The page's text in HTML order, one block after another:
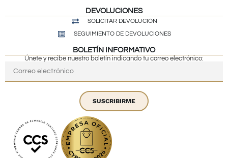
DEVOLUCIONES
SOLICITAR DEVOLUCIÓN
SEGUIMIENTO DE DEVOLUCIONES
BOLETÍN INFORMATIVO
Únete y recibe nuestro boletín indicando tu correo electrónico:
SUSCRIBIRME